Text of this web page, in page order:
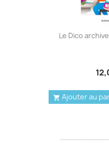
Le Dico
 Ajouter au